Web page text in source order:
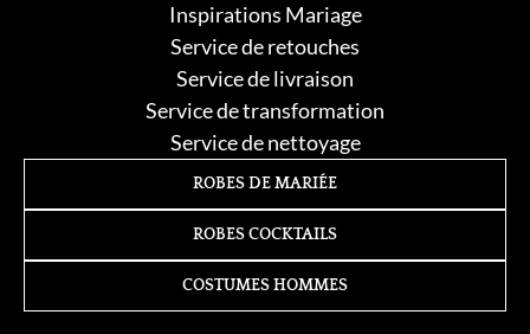
Inspirations Mariage
Service de retouches
Service de livraison
Service de transformation
Service de nettoyage
ROBES DE MARIÉE
ROBES COCKTAILS
COSTUMES HOMMES